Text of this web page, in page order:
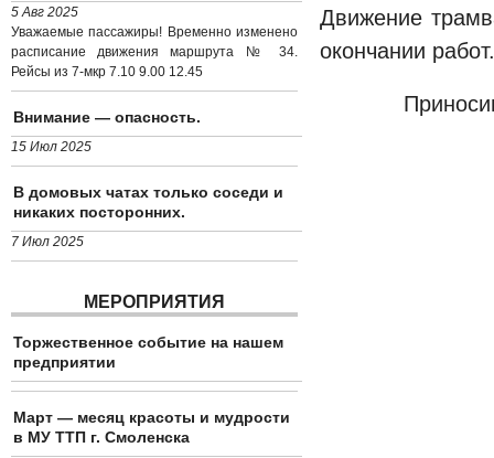
Движение
окончании работ.
5 Авг 2025
Уважаемые пассажиры! Временно изменено
расписание движения маршрута № 34.
Рейсы из 7-мкр 7.10 9.00 12.45
Внимание — опасность.
15 Июл 2025
В домовых чатах только соседи и
никаких посторонних.
7 Июл 2025
МЕРОПРИЯТИЯ
Торжественное событие на нашем
предприятии
Март — месяц красоты и мудрости
в МУ ТТП г. Смоленска